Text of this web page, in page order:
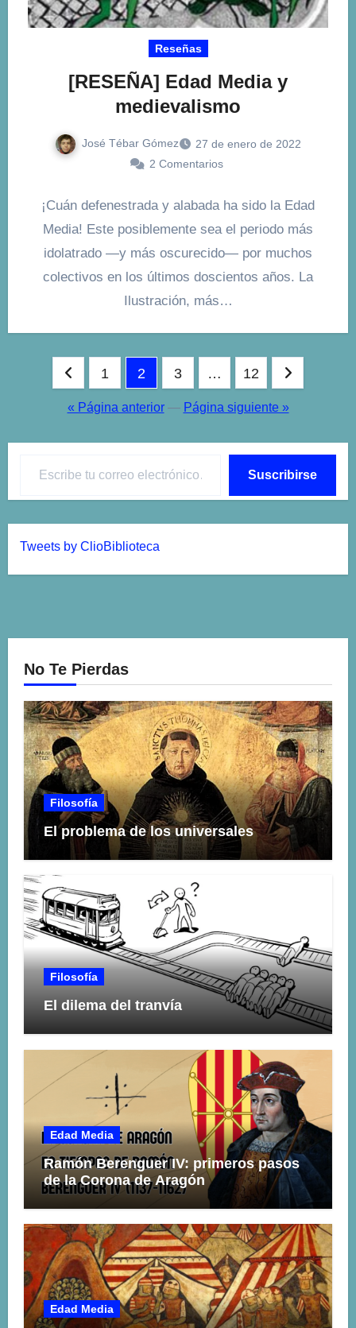
Reseñas
[RESEÑA] Edad Media y
medievalismo
José Tébar Gómez
27 de enero de 2022
2 Comentarios
¡Cuán defenestrada y alabada ha sido la Edad
Media! Este posiblemente sea el periodo más
idolatrado —y más oscurecido— por muchos
colectivos en los últimos doscientos años. La
Ilustración, más…
Paginación
entradas
1 2 3 … 12
« Página anterior— Página siguiente »
Suscribirse
Tweets by ClioBiblioteca
No Te Pierdas
Filosofía
El problema de los universales
Filosofía
El dilema del tranvía
Edad Media
Ramón Berenguer IV: primeros pasos
de la Corona de Aragón
Edad Media